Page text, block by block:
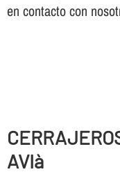
en contacto con
AVIà